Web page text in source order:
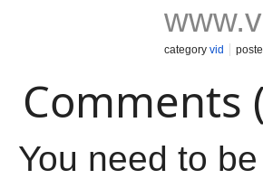
category vid
Comments
You need to